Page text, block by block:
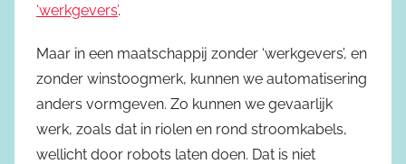
‘werkgevers’.
Maar in een maatschappij zonder ‘werkgevers’, en
zonder winstoogmerk, kunnen we automatisering
anders vormgeven. Zo kunnen we gevaarlijk
werk, zoals dat in riolen en rond stroomkabels,
wellicht door robots laten doen. Dat is niet